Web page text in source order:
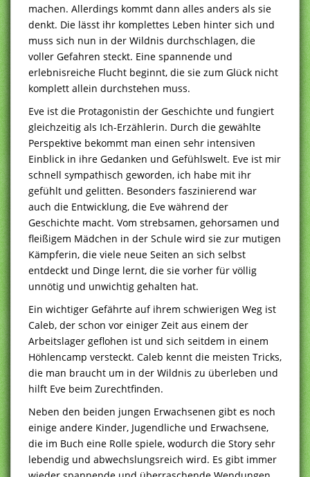
machen. Allerdings kommt dann alles anders als sie
denkt. Die lässt ihr komplettes Leben hinter sich und
muss sich nun in der Wildnis durchschlagen, die
voller Gefahren steckt. Eine spannende und
erlebnisreiche Flucht beginnt, die sie zum Glück nicht
komplett allein durchstehen muss.
Eve ist die Protagonistin der Geschichte und fungiert
gleichzeitig als Ich-Erzählerin. Durch die gewählte
Perspektive bekommt man einen sehr intensiven
Einblick in ihre Gedanken und Gefühlswelt. Eve ist mir
schnell sympathisch geworden, ich habe mit ihr
gefühlt und gelitten. Besonders faszinierend war
auch die Entwicklung, die Eve während der
Geschichte macht. Vom strebsamen, gehorsamen und
fleißigem Mädchen in der Schule wird sie zur mutigen
Kämpferin, die viele neue Seiten an sich selbst
entdeckt und Dinge lernt, die sie vorher für völlig
unnötig und unwichtig gehalten hat.
Ein wichtiger Gefährte auf ihrem schwierigen Weg ist
Caleb, der schon vor einiger Zeit aus einem der
Arbeitslager geflohen ist und sich seitdem in einem
Höhlencamp versteckt. Caleb kennt die meisten Tricks,
die man braucht um in der Wildnis zu überleben und
hilft Eve beim Zurechtfinden.
Neben den beiden jungen Erwachsenen gibt es noch
einige andere Kinder, Jugendliche und Erwachsene,
die im Buch eine Rolle spiele, wodurch die Story sehr
lebendig und abwechslungsreich wird. Es gibt immer